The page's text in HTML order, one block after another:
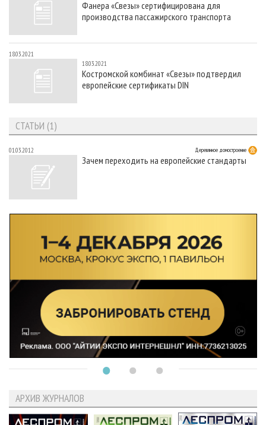
СУШКА ДРЕВЕСИНЫ
ПРОИЗВОДСТВО ДРЕВЕСНЫХ ПЛИТ
ДЕРЕВЯННОЕ ДОМОСТРОЕНИЕ
ПРОИЗВОДСТВО МЕБЕЛИ
БИОЭНЕРГЕТИКА
ЦБП
ИНСТРУМЕНТ И МАТЕРИАЛЫ
ПЕРСОНЫ
МОБИЛЬНЫЕ ВЫСТАВКИ
ПРИОРИТЕТНЫЕ ИНВЕСТПРОЕКТЫ
RUSSIAN FORESTRY REVIEW
ГАЗЕТА ЛЕСПРОМФОРУМ
БИБЛИОТЕКА СПЕЦИАЛИСТА
КОНТАКТЫ
РЕКЛАМА
Фанера «Свезы» сертифицирована для
производства пассажирского транспорта
18.03.2021
18.03.2021
Костромской комбинат «Свезы» подтвердил
европейские сертификаты DIN
СТАТЬИ (1)
01.03.2012 Деревянное домостроение
Зачем переходить на европейские стандарты
АРХИВ ЖУРНАЛОВ